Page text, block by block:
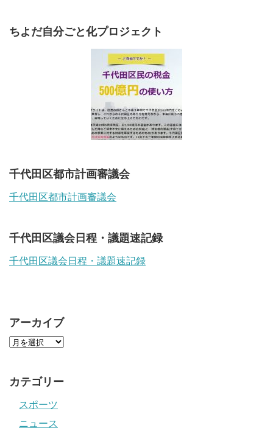
ちよだ自分ごと化プロジェクト
千代田区都市計画審議会
千代田区都市計画審議会
千代田区議会日程・議題速記録
千代田区議会日程・議題速記録
アーカイブ
カテゴリー
スポーツ
ニュース